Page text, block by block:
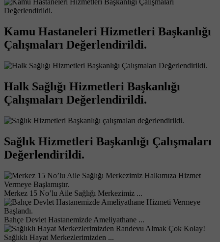
Kamu Hastaneleri Hizmetleri Başkanlığı
Çalışmaları Değerlendirildi.
Halk Sağlığı Hizmetleri Başkanlığı
Çalışmaları Değerlendirildi.
Sağlık Hizmetleri Başkanlığı Çalışmaları
Değerlendirildi.
Merkez 15 No’lu Aile Sağlığı Merkezimiz ...
Bahçe Devlet Hastanemizde Ameliyathane ...
Sağlıklı Hayat Merkezlerimizden ...